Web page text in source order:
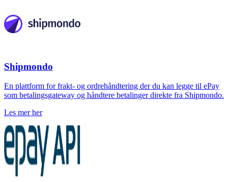
Shipmondo
En plattform for frakt- og ordrehåndtering der du kan legge til ePay
som betalingsgateway og håndtere betalinger direkte fra Shipmondo.
Les mer her